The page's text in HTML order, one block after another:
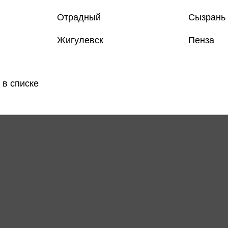
Отрадный Сызрань
Жигулевск Пенза
списке